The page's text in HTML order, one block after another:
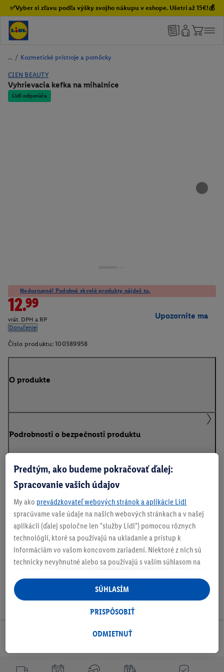
✅Vyber si zľavu podľa výšky svojho nákupu v eshope. Ušetri až 15€!💰
/ Kozmetické prístroje a pomôcky
CIEN BEAUTY
Vyhrievacia kefka na mihalnice
Lidl odporúča
Nedostupné! Podobné skvelé produkty nájdeš tu.
12.99
vrát. DPH a RP
Doručenie
Upozornite ma
Číslo produktu: 100389958
O produkte
Podrobnosti o bezpečnosti produktu
Informácie o batériách podľa nariadenia EÚ o
batériách
Na stiahnutie
Odoberaj Newsletter!
Predtým, ako budeme pokračovať ďalej:
Spracovanie vašich údajov
My ako prevádzkovateľ webových stránok a aplikácie Lidl
spracúvame vaše údaje na našich webových stránkach a v našej
aplikácii (ďalej spoločne len "služby Lidl") pomocou rôznych
technológií, ktoré sa používajú na ukladanie a prístup k
informáciám vo vašom koncovom zariadení. Niektoré z nich sú
technicky nevyhnutné alebo sa používajú s vaším súhlasom na
personalizovanú reklamu v rámci služieb Lidl aj mimo nich. Ak
ste účastníkom programu Lidl Plus, na tieto účely sa spracúvajú
aj údaje z vášho nákupného správania v obchode.
následne si vytvoríte účet Lidl Plus alebo sa prihlásite do svojho
ktorú tam uvediete, aby sme vás mohli rozpoznať v službách
ODMIETNUŤ
PRISPÔSOBIŤ
SÚHLASÍM